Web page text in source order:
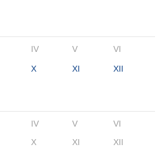
IV V VI
X XI XII
IV V
VI
X XI XII